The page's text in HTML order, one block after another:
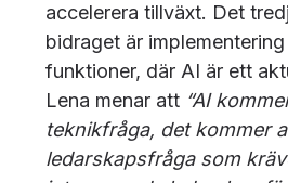
accelerera tillväxt. Det
bidraget är
funktioner, där AI är ett
Lena menar att “AI
teknikfråga, det kommer
ledarskapsfråga som